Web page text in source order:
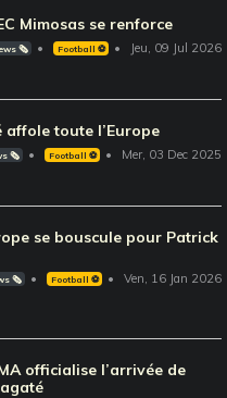
Mimosas se renforce
🗞️ Football ⚽️ Jeu, 09 Jul 2026
affole toute l’Europe
🗞️ Football ⚽️ Mer, 03 Dec 2025
se bouscule pour Patrick
🗞️ Football ⚽️ Ven, 16 Jan 2026
officialise l’arrivée de